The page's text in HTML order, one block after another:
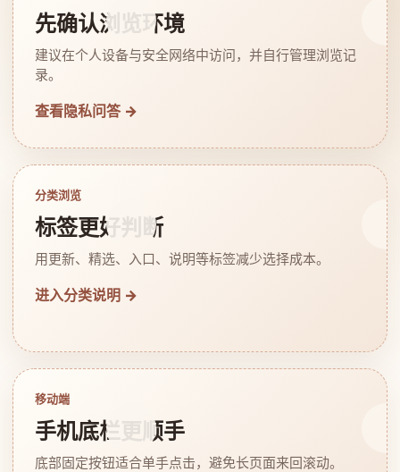
先确认浏览环境
建议在个人设备与安全网络中访问，并自行管理浏览记
录。
查看隐私问答 →
分类浏览
标签更好判断
用更新、精选、入口、说明等标签减少选择成本。
进入分类说明 →
移动端
手机底栏更顺手
底部固定按钮适合单手点击，避免长页面来回滚动。